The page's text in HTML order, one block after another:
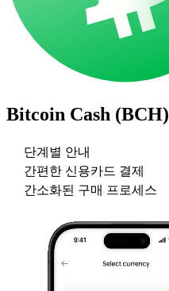
Bitcoin Cash (BCH)
단계별 안내
간편한 신용카드 결제
간소화된 구매 프로세스